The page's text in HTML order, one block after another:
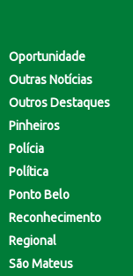
Oportunidade
Outras Notícias
Outros Destaques
Pinheiros
Polícia
Política
Ponto Belo
Reconhecimento
Regional
São Mateus